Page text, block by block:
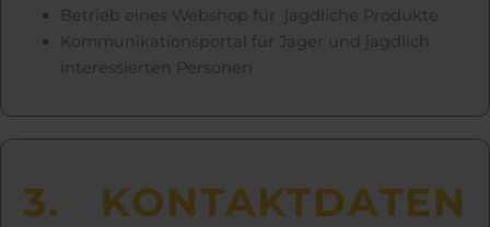
Betrieb eines Webshop für jagdliche Produkte
Kommunikationsportal für Jäger und jagdlich
interessierten Personen
3. KONTAKT­­DATEN